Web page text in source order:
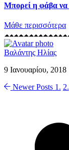
Μπορεί η φάβα να
Μάθε περισσότερα
Βαλάντης Ηλίας
9 Ιανουαρίου, 2018
Newer Posts 1. 2.